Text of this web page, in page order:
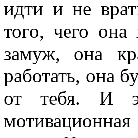
идти и не
того, чего
замуж, она
работать, она
от тебя. И